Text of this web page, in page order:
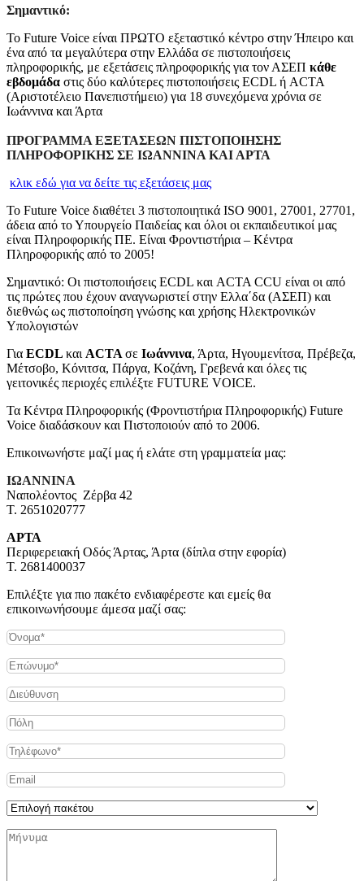
Σημαντικό:
Το Future Voice είναι ΠΡΩΤΟ εξεταστικό κέντρο στην Ήπειρο και
ένα από τα μεγαλύτερα στην Ελλάδα σε πιστοποιήσεις
πληροφορικής, με εξετάσεις πληροφορικής για τον ΑΣΕΠ κάθε
εβδομάδα στις δύο καλύτερες πιστοποιήσεις ECDL ή ACTA
(Αριστοτέλειο Πανεπιστήμειο) για 18 συνεχόμενα χρόνια σε
Ιωάννινα και Άρτα
ΠΡΟΓΡΑΜΜΑ ΕΞΕΤΑΣΕΩΝ ΠΙΣΤΟΠΟΙΗΣΗΣ
ΠΛΗΡΟΦΟΡΙΚΗΣ ΣΕ ΙΩΑΝΝΙΝΑ ΚΑΙ ΑΡΤΑ
κλικ εδώ για να δείτε τις εξετάσεις μας
Το Future Voice διαθέτει 3 πιστοποιητικά ISO 9001, 27001, 27701,
άδεια από το Υπουργείο Παιδείας και όλοι οι εκπαιδευτικοί μας
είναι Πληροφορικής ΠΕ. Είναι Φροντιστήρια – Κέντρα
Πληροφορικής από το 2005!
Σημαντικό: Οι πιστοποιήσεις ECDL και ACTA CCU είναι οι από
τις πρώτες που έχουν αναγνωριστεί στην Ελλα΄δα (ΑΣΕΠ) και
διεθνώς ως πιστοποίηση γνώσης και χρήσης Ηλεκτρονικών
Υπολογιστών
Για ECDL και ACTA σε Ιωάννινα, Άρτα, Ηγουμενίτσα, Πρέβεζα,
Μέτσοβο, Κόνιτσα, Πάργα, Κοζάνη, Γρεβενά και όλες τις
γειτονικές περιοχές επιλέξτε FUTURE VOICE.
Τα Κέντρα Πληροφορικής (Φροντιστήρια Πληροφορικής) Future
Voice διαδάσκουν και Πιστοποιούν από το 2006.
Επικοινωνήστε μαζί μας ή ελάτε στη γραμματεία μας:
ΙΩΑΝΝΙΝΑ
Ναπολέοντος Ζέρβα 42
Τ. 2651020777
ΑΡΤΑ
Περιφερειακή Οδός Άρτας, Άρτα (δίπλα στην εφορία)
Τ. 2681400037
Επιλέξτε για πιο πακέτο ενδιαφέρεστε και εμείς θα
επικοινωνήσουμε άμεσα μαζί σας: